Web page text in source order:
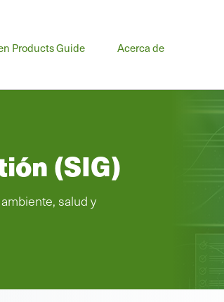
Products Guide Acerca de
(SIG)
salud y